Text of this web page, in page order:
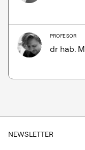
PROFESOR
dr hab.
NEWSLETTER